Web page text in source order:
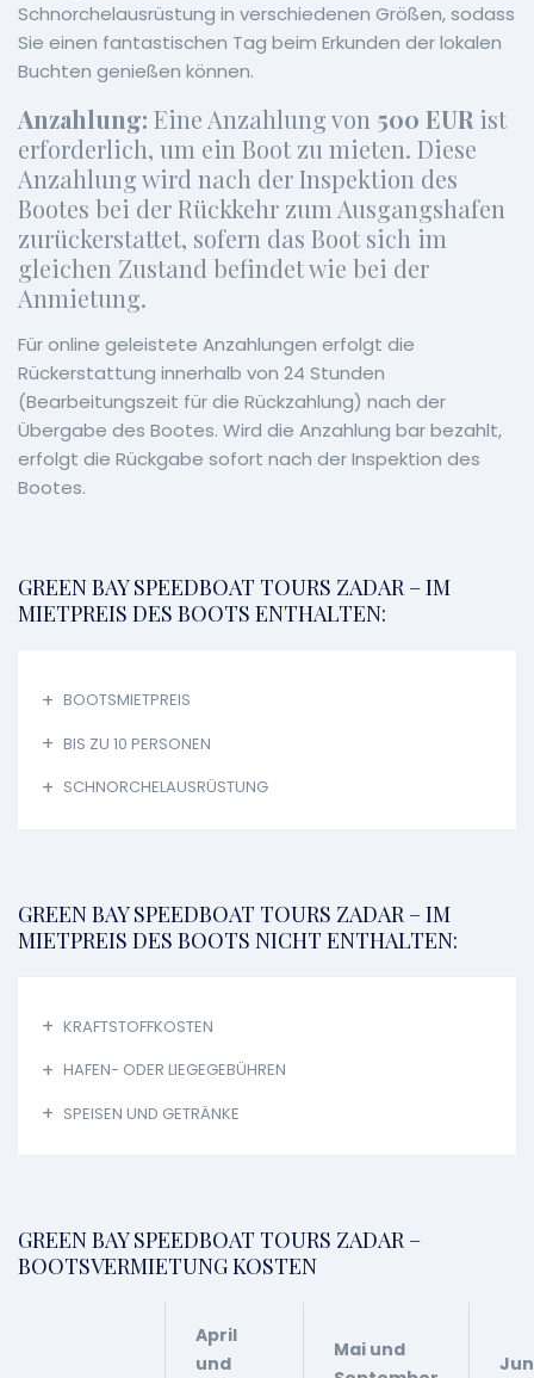
Schnorchelausrüstung in verschiedenen Größen, sodass
Sie einen fantastischen Tag beim Erkunden der lokalen
Buchten genießen können.
Anzahlung: Eine Anzahlung von 500 EURist
erforderlich, um ein Boot zu mieten. Diese
Anzahlung wird nach der Inspektion des
Bootes bei der Rückkehr zum Ausgangshafen
zurückerstattet, sofern das Boot sich im
gleichen Zustand befindet wie bei der
Anmietung.
Für online geleistete Anzahlungen erfolgt die
Rückerstattung innerhalb von 24 Stunden
(Bearbeitungszeit für die Rückzahlung) nach der
Übergabe des Bootes. Wird die Anzahlung bar bezahlt,
erfolgt die Rückgabe sofort nach der Inspektion des
Bootes.
GREEN BAY SPEEDBOAT TOURS ZADAR – IM
MIETPREIS DES BOOTS ENTHALTEN:
BOOTSMIETPREIS
BIS ZU 10 PERSONEN
SCHNORCHELAUSRÜSTUNG
GREEN BAY SPEEDBOAT TOURS ZADAR – IM
MIETPREIS DES BOOTS NICHT ENTHALTEN:
KRAFTSTOFFKOSTEN
HAFEN- ODER LIEGEGEBÜHREN
SPEISEN UND GETRÄNKE
GREEN BAY SPEEDBOAT TOURS ZADAR –
BOOTSVERMIETUNG KOSTEN
April
und
Mai und